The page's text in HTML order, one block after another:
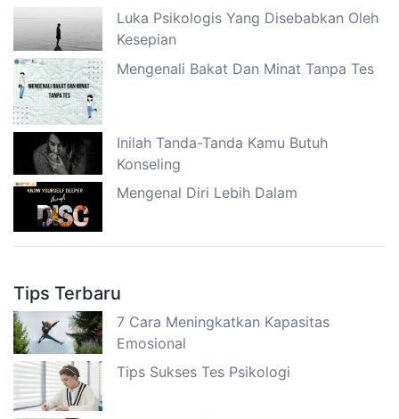
Luka Psikologis Yang Disebabkan Oleh
Kesepian
Mengenali Bakat Dan Minat Tanpa Tes
Inilah Tanda-Tanda Kamu Butuh
Konseling
Mengenal Diri Lebih Dalam
Tips Terbaru
7 Cara Meningkatkan Kapasitas
Emosional
Tips Sukses Tes Psikologi